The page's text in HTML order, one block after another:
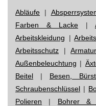
Abläufe |
Farben & Lacke |
Arbeitskleidung |
Arbeitsschutz |
Außenbeleuchtung |
Beitel | Besen,
Schraubenschlüssel |
Polieren | Bohrer &